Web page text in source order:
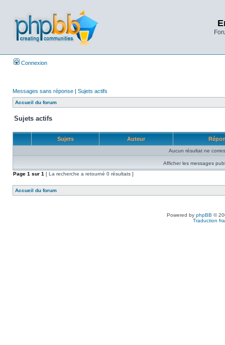
Connexion
Messages sans réponse | Sujets actifs
Accueil du forum
Sujets actifs
Sujets Auteur
Aucun résultat ne
Afficher les messages
Page 1 sur 1 [ La recherche a retourné 0 résultats ]
Accueil du forum
Powered by phpBB ©
Traduction